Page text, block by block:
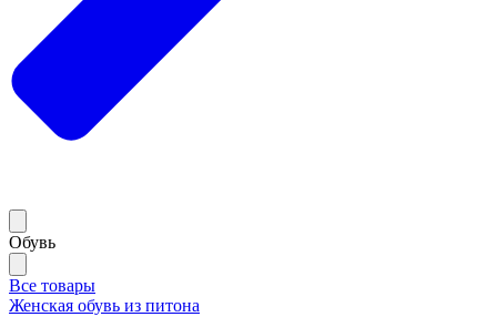
Обувь
Все товары
Женская обувь из питона